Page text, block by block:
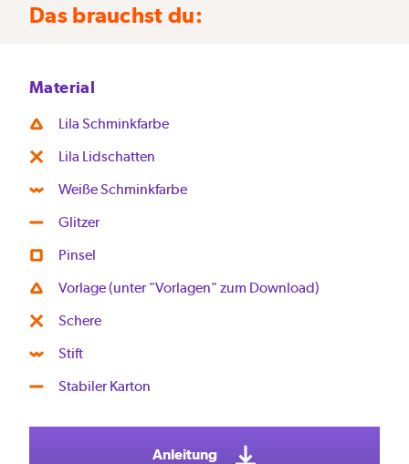
Das brauchst du:
Material
Lila Schminkfarbe
Lila Lidschatten
Weiße Schminkfarbe
Glitzer
Pinsel
Vorlage (unter "Vorlagen" zum Download)
Schere
Stift
Stabiler Karton
Anleitung